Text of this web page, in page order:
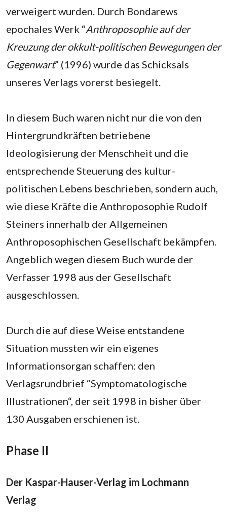
verweigert wurden. Durch Bondarews
epochales Werk “Anthroposophie auf der
Kreuzung der okkult-politischen Bewegungen der
Gegenwart” (1996) wurde das Schicksals
unseres Verlags vorerst besiegelt.
‌In diesem Buch waren nicht nur die von den
Hintergrundkräften betriebene
Ideologisierung der Menschheit und die
entsprechende Steuerung des kultur-
politischen Lebens beschrieben, sondern auch,
wie diese Kräfte die Anthroposophie Rudolf
Steiners innerhalb der Allgemeinen
Anthroposophischen Gesellschaft bekämpfen.
Angeblich wegen diesem Buch wurde der
Verfasser 1998 aus der Gesellschaft
ausgeschlossen.
Durch die auf diese Weise entstandene
Situation mussten wir ein eigenes
Informationsorgan schaffen: den
Verlagsrundbrief “Symptomatologische
Illustrationen“, der seit 1998 in bisher über
130 Ausgaben erschienen ist.
Phase II
Der Kaspar-Hauser-Verlag im Lochmann
Verlag